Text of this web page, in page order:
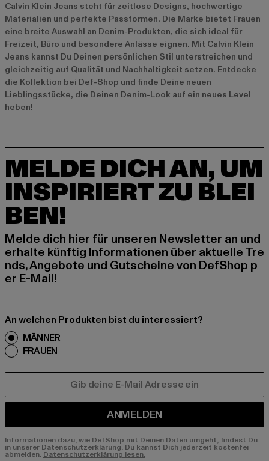
Calvin Klein Jeans steht für zeitlose Designs, hochwertige
Materialien und perfekte Passformen. Die Marke bietet Frauen
eine breite Auswahl an Denim-Produkten, die sich ideal für
Freizeit, Büro und besondere Anlässe eignen. Mit Calvin Klein
Jeans kannst Du Deinen persönlichen Stil unterstreichen und
gleichzeitig auf Qualität und Nachhaltigkeit setzen. Entdecke
die Kollektion bei Def-Shop und finde Deine neuen
Lieblingsstücke, die Deinen Denim-Look auf ein neues Level
heben!
MELDE DICH AN, UM
INSPIRIERT ZU BLEI
BEN!
Melde dich hier für unseren Newsletter an und
erhalte künftig Informationen über aktuelle Tre
nds, Angebote und Gutscheine von DefShop p
er E-Mail!
An welchen Produkten bist du interessiert?
MÄNNER
FRAUEN
ANMELDEN
Informationen dazu, wie DefShop mit Deinen Daten umgeht, findest Du
in unserer Datenschutzerklärung. Du kannst Dich jederzeit kostenfei
abmelden. Datenschutzerklärung lesen.